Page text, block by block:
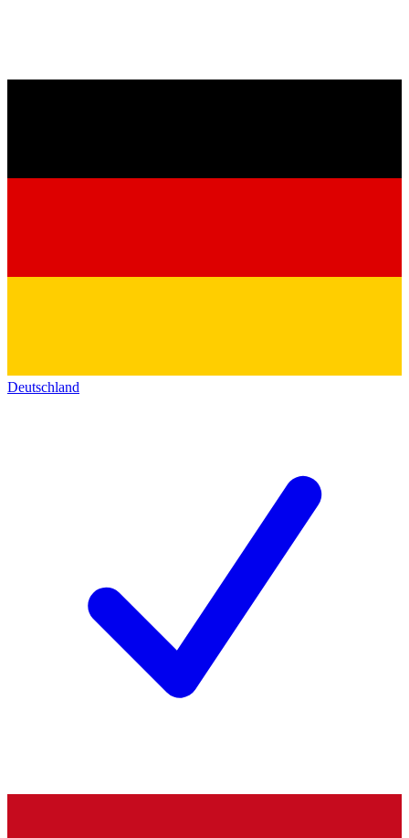
Deutschland